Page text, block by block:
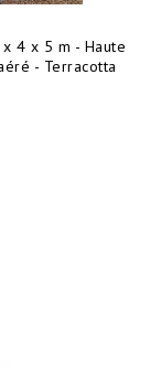
4 x 5 m - Haute
- Terracotta